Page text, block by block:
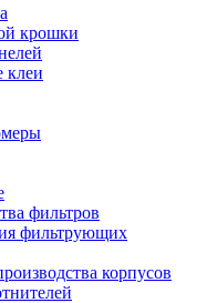
крошки
клеи
фильтров
фильтрующих
корпусов